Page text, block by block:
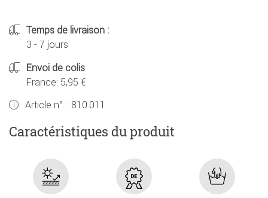
Temps de livraison :
3 - 7 jours
Envoi de colis
France: 5,95 €
Article n°. : 810.011
Caractéristiques du produit